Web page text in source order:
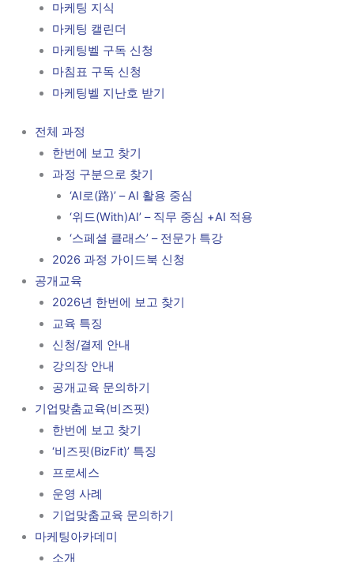
마케팅 지식
마케팅 캘린더
마케팅벨 구독 신청
마침표 구독 신청
마케팅벨 지난호 받기
전체 과정
한번에 보고 찾기
과정 구분으로 찾기
‘AI로(路)’ – AI 활용 중심
‘위드(With)AI’ – 직무 중심 +AI 적용
‘스페셜 클래스’ – 전문가 특강
2026 과정 가이드북 신청
공개교육
2026년 한번에 보고 찾기
교육 특징
신청/결제 안내
강의장 안내
공개교육 문의하기
기업맞춤교육(비즈핏)
한번에 보고 찾기
‘비즈핏(BizFit)’ 특징
프로세스
운영 사례
기업맞춤교육 문의하기
마케팅아카데미
소개